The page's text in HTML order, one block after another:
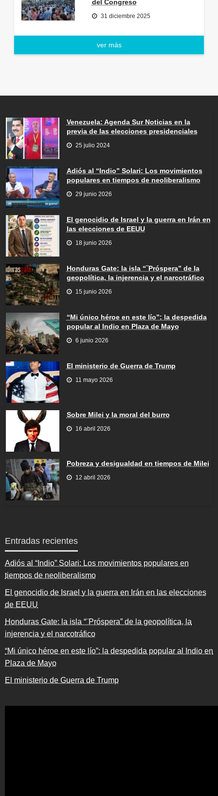
del Congreso
31 diciembre 2025
ver más
Venezuela: Agenda Sur Noticias en la
previa de las elecciones presidenciales
25 julio 2024
Adiós al “Indio” Solari: Los movimientos
populares en tiempos de neoliberalismo
29 junio 2026
El genocidio de Israel y la guerra en Irán en
las elecciones de EEUU
18 junio 2026
Honduras Gate: la isla “¨Próspera” de la
geopolítica, la injerencia y el narcotráfico
15 junio 2026
“Mi único héroe en este lío”: la despedida
popular al Indio en Plaza de Mayo
6 junio 2026
El ministerio de Guerra de Trump
11 mayo 2026
Sobre Milei y la moral del burro
16 abril 2026
Pobreza y desigualdad en tiempos de Milei
12 abril 2026
Entradas recientes
Adiós al “Indio” Solari: Los movimientos populares en
tiempos de neoliberalismo
El genocidio de Israel y la guerra en Irán en las elecciones
de EEUU
Honduras Gate: la isla “¨Próspera” de la geopolítica, la
injerencia y el narcotráfico
“Mi único héroe en este lío”: la despedida popular al Indio en
Plaza de Mayo
El ministerio de Guerra de Trump